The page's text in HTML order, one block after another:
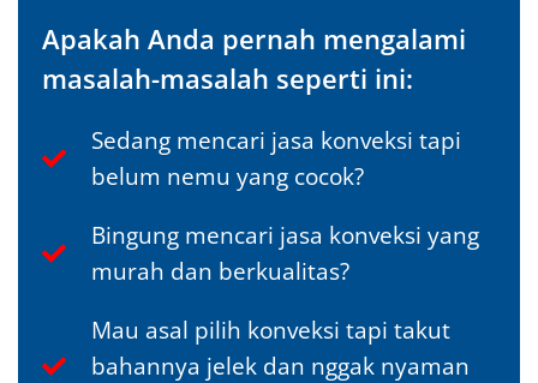
Apakah Anda pernah mengalami
masalah-masalah seperti ini:
Sedang mencari jasa konveksi tapi
belum nemu yang cocok?
Bingung mencari jasa konveksi yang
murah dan berkualitas?
Mau asal pilih konveksi tapi takut
bahannya jelek dan nggak nyaman